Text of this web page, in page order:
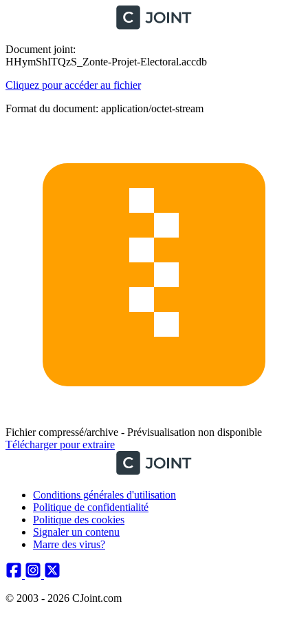
Document joint:
HHymShITQzS_Zonte-Projet-Electoral.accdb
Cliquez pour accéder au fichier
Format du document: application/octet-stream
Fichier compressé/archive - Prévisualisation non disponible
Télécharger pour extraire
Conditions générales d'utilisation
Politique de confidentialité
Politique des cookies
Signaler un contenu
Marre des virus?
© 2003 - 2026 CJoint.com